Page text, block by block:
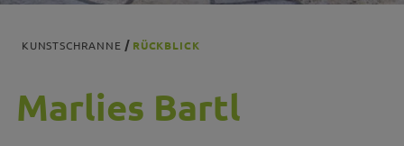
KUNSTSCHRANNE RÜCKBLICK
Marlies Bartl